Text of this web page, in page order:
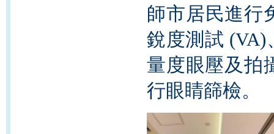
師市居民進行
銳度測試
量度眼壓及拍
行眼睛篩檢。